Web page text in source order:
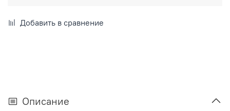
Добавить в сравнение
Описание